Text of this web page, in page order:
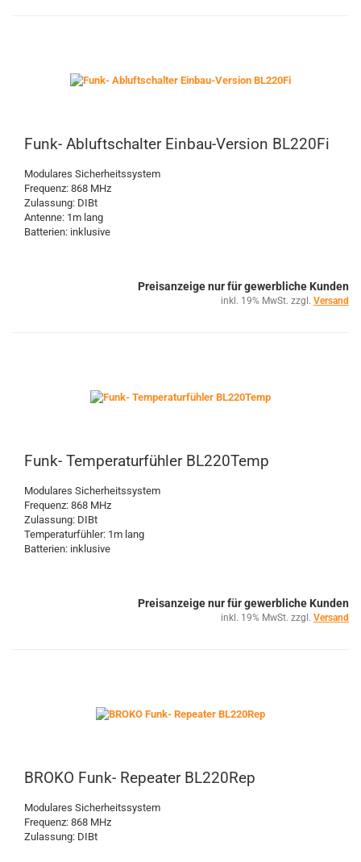
Funk- Abluftschalter Einbau-Version BL220Fi
Modulares Sicherheitssystem
Frequenz: 868 MHz
Zulassung: DIBt
Antenne: 1m lang
Batterien: inklusive
Preisanzeige nur für gewerbliche Kunden
inkl. 19% MwSt. zzgl. Versand
Funk- Temperaturfühler BL220Temp
Modulares Sicherheitssystem
Frequenz: 868 MHz
Zulassung: DIBt
Temperaturfühler: 1m lang
Batterien: inklusive
Preisanzeige nur für gewerbliche Kunden
inkl. 19% MwSt. zzgl. Versand
BROKO Funk- Repeater BL220Rep
Modulares Sicherheitssystem
Frequenz: 868 MHz
Zulassung: DIBt